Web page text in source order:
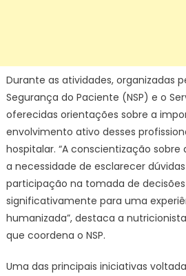
Durante as atividades, organizadas
Segurança do Paciente (NSP) e o
oferecidas orientações sobre a
envolvimento ativo desses
hospitalar. “A conscientização
a necessidade de esclarecer
participação na tomada de
significativamente para uma
humanizada”, destaca a
que coordena o NSP.
Uma das principais iniciativas